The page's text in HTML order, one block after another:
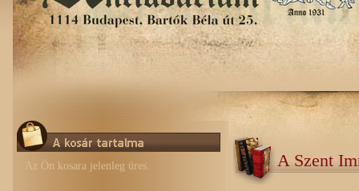
Az Ön kosara jelenleg üres. A Szent